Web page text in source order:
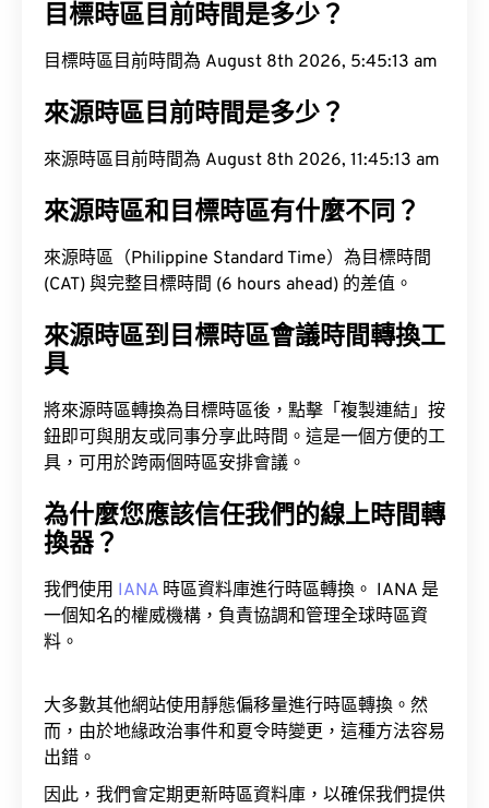
目標時區目前時間是多少？
目標時區目前時間為 August 8th 2026, 5:45:14 am
來源時區目前時間是多少？
來源時區目前時間為 August 8th 2026, 11:45:14 am
來源時區和目標時區有什麼不同？
來源時區（Philippine Standard Time）為目標時間
(CAT) 與完整目標時間 (6 hours ahead) 的差值。
來源時區到目標時區會議時間轉換工
具
將來源時區轉換為目標時區後，點擊「複製連結」按
鈕即可與朋友或同事分享此時間。這是一個方便的工
具，可用於跨兩個時區安排會議。
為什麼您應該信任我們的線上時間轉
換器？
我們使用 IANA 時區資料庫進行時區轉換。 IANA 是
一個知名的權威機構，負責協調和管理全球時區資
料。
大多數其他網站使用靜態偏移量進行時區轉換。然
而，由於地緣政治事件和夏令時變更，這種方法容易
出錯。
因此，我們會定期更新時區資料庫，以確保我們提供